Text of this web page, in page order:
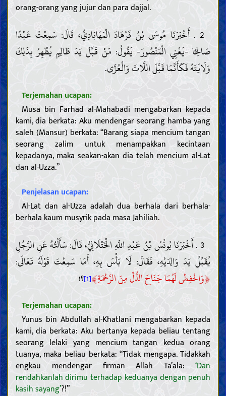
orang-orang yang jujur dan para dajjal.
2 . أَخْبَرَنَا مُوسَى بْنُ فَرْهَادَ الْمَهَابَادِيُّ، قَالَ: سَمِعْتُ عَبْدًا
صَالِحًا -يَعْنِي الْمَنْصُورَ- يَقُولُ: مَنْ قَبَّلَ يَدَ ظَالِمٍ يُظْهِرُ بِذَلِكَ
وَلَايَتَهُ فَكَأَنَّمَا قَبَّلَ اللَّاتَ وَالْعُزَّى.
Terjemahan ucapan:
Musa bin Farhad al-Mahabadi mengabarkan kepada
kami, dia berkata: Aku mendengar seorang hamba yang
saleh (Mansur) berkata: “Barang siapa mencium tangan
seorang zalim untuk menampakkan kecintaan
kepadanya, maka seakan-akan dia telah mencium al-Lat
dan al-Uzza.”
Penjelasan ucapan:
Al-Lat dan al-Uzza adalah dua berhala dari berhala-
berhala kaum musyrik pada masa Jahiliah.
3 . أَخْبَرَنَا يُونُسُ بْنُ عَبْدِ اللَّهِ الْخَتْلَانِيُّ، قَالَ: سَأَلْتُهُ عَنِ الرَّجُلِ
يُقَبِّلُ يَدَ وَالِدَيْهِ، فَقَالَ: لَا بَأْسَ بِهِ، أَمَا سَمِعْتَ قَوْلَهُ تَعَالَى:
﴿وَاخْفِضْ لَهُمَا جَنَاحَ الذُّلِّ مِنَ الرَّحْمَةِ﴾[1] ؟!
Terjemahan ucapan:
Yunus bin Abdullah al-Khatlani mengabarkan kepada
kami, dia berkata: Aku bertanya kepada beliau tentang
seorang lelaki yang mencium tangan kedua orang
tuanya, maka beliau berkata: “Tidak mengapa. Tidakkah
engkau mendengar firman Allah Ta’ala:‘Dan
rendahkanlah dirimu terhadap keduanya dengan penuh
kasih sayang’?!”